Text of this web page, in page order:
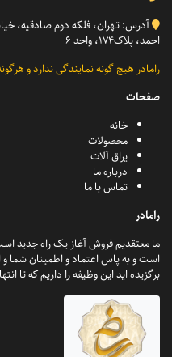
آدرس: تـهران، فلکه دوم صادقیه،
احمد، پلاک174، واحد 6
رامادر هیچ گونه نمایندگی ندارد و
صفحات
خانه
محصولات
یراق آلات
درباره ما
تماس با ما
رامادر
ما معتقدیم فروش آغاز یک راه جدید
است و به پاس اعتماد و اطمینان شما و
برگزیده اید این وظیفه را داریم که تا